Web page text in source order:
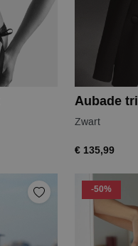
Aubade
Zwart
€ 135,99
-50%